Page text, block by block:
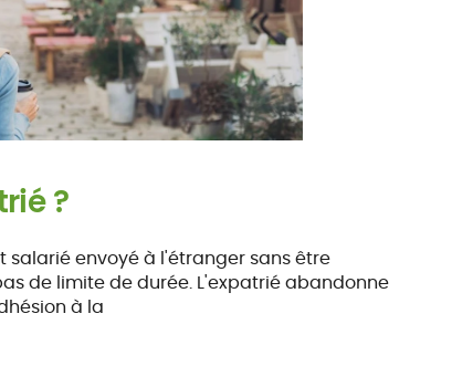
?
salarié envoyé à l'étranger sans être
de limite de durée. L'expatrié abandonne
à la